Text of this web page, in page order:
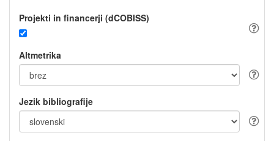
Projekti in financerji (dCOBISS)
Altmetrika
Jezik bibliografije